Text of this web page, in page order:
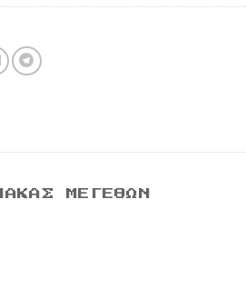
ΜΕΓΕΘΏΝ